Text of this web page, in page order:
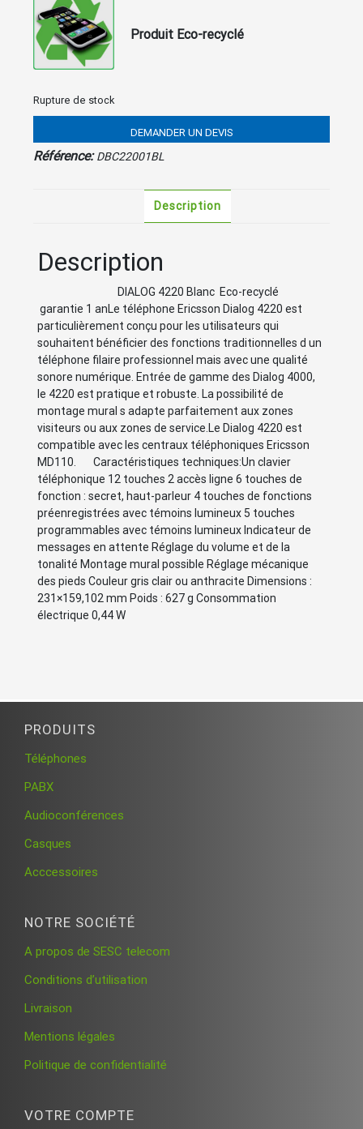
Produit Eco-recyclé
Rupture de stock
DEMANDER UN DEVIS
Référence:DBC22001BL
Description
Description
DIALOG 4220 Blanc Eco-recyclé
garantie 1 anLe téléphone Ericsson Dialog 4220 est
particulièrement conçu pour les utilisateurs qui
souhaitent bénéficier des fonctions traditionnelles d un
téléphone filaire professionnel mais avec une qualité
sonore numérique. Entrée de gamme des Dialog 4000,
le 4220 est pratique et robuste. La possibilité de
montage mural s adapte parfaitement aux zones
visiteurs ou aux zones de service.Le Dialog 4220 est
compatible avec les centraux téléphoniques Ericsson
MD110. Caractéristiques techniques:Un clavier
téléphonique 12 touches 2 accès ligne 6 touches de
fonction : secret, haut-parleur 4 touches de fonctions
préenregistrées avec témoins lumineux 5 touches
programmables avec témoins lumineux Indicateur de
messages en attente Réglage du volume et de la
tonalité Montage mural possible Réglage mécanique
des pieds Couleur gris clair ou anthracite Dimensions :
231×159,102 mm Poids : 627 g Consommation
électrique 0,44 W
PRODUITS
Téléphones
PABX
Audioconférences
Casques
Acccessoires
NOTRE SOCIÉTÉ
A propos de SESC telecom
Conditions d’utilisation
Livraison
Mentions légales
Politique de confidentialité
VOTRE COMPTE